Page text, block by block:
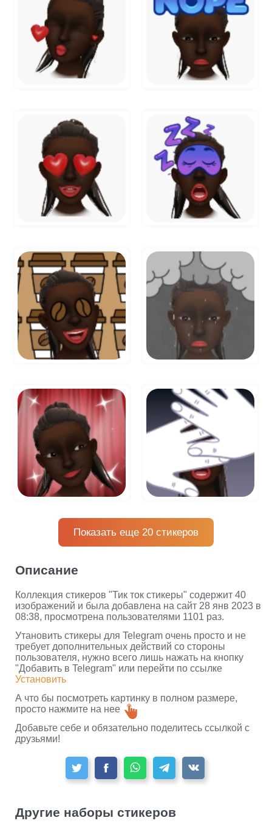
Показать еще 20 стикеров
Описание
Коллекция стикеров "Тик ток стикеры" содержит 40
изображений и была добавлена на сайт 28 янв 2023 в
08:38, просмотрена пользователями 1101 раз.
Утановить стикеры для Telegram очень просто и не
требует дополнительных действий со стороны
пользователя, нужно всего лишь нажать на кнопку
"Добавить в Telegram" или перейти по ссылке
Установить
А что бы посмотреть картинку в полном размере,
просто нажмите на нее
Добавьте себе и обязательно поделитесь ссылкой с
друзьями!
Другие наборы стикеров